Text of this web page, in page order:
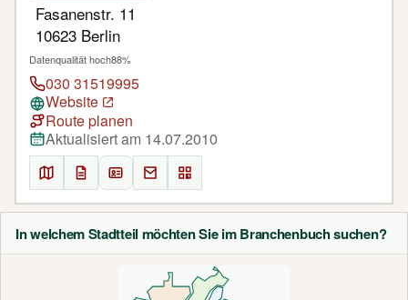
In welchem Stadtteil möchten Sie im Branchenbuch suchen?
Fasanenstr. 11
10623 Berlin
Datenqualität hoch88%
030 31519995
Website
Route planen
Aktualisiert am 14.07.2010